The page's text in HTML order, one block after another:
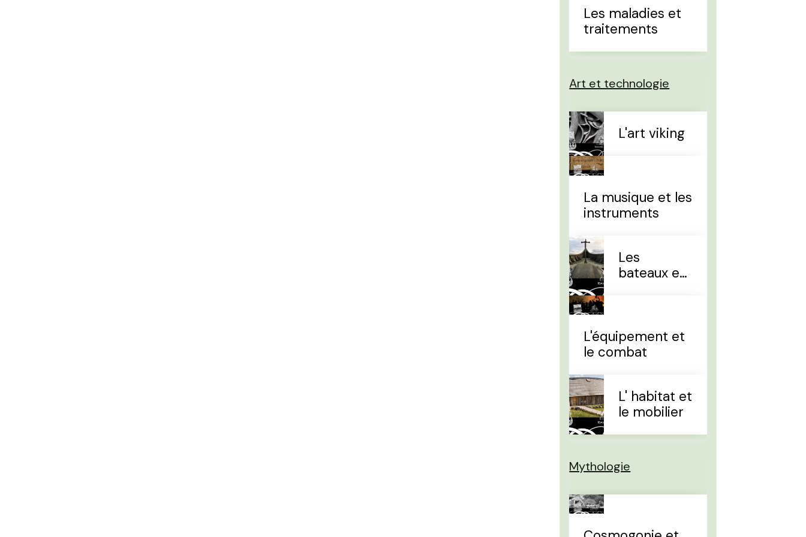
Les maladies et
traitements
Art et technologie
L'art viking
La musique et les
instruments
Les
bateaux et
L'équipement et
le combat
L' habitat et
le mobilier
Mythologie